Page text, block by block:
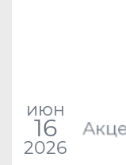
июн
16
2026